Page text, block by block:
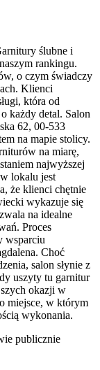
ślubne i
rankingu.
o czym świadczy
Klienci
która od
każdy detal. Salon
62, 00-533
na mapie stolicy.
na miarę,
najwyższej
lokalu jest
że klienci chętnie
wykazuje się
na idealne
Proces
wsparciu
Choć
salon słynie z
uszyty tu garnitur
okazji w
miejsce, w którym
wykonania.
publicznie